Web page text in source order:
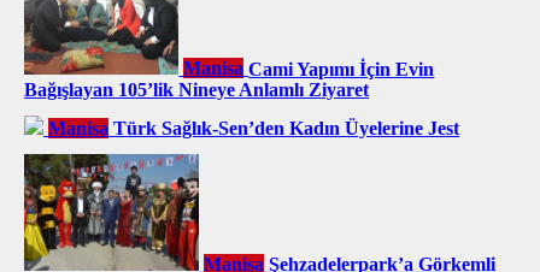
Manisa Cami Yapımı İçin Evin
Bağışlayan 105’lik Nineye Anlamlı Ziyaret
Manisa Türk Sağlık-Sen’den Kadın Üyelerine Jest
Manisa Şehzadelerpark’a Görkemli